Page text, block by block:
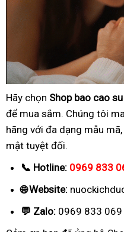
Hãy chọn Shop bao cao
để mua sắm. Chúng tôi
hãng với đa dạng mẫu
mật tuyệt đối.
📞 Hotline: 0969 833
🌐 Website:
💬 Zalo: 0969 833